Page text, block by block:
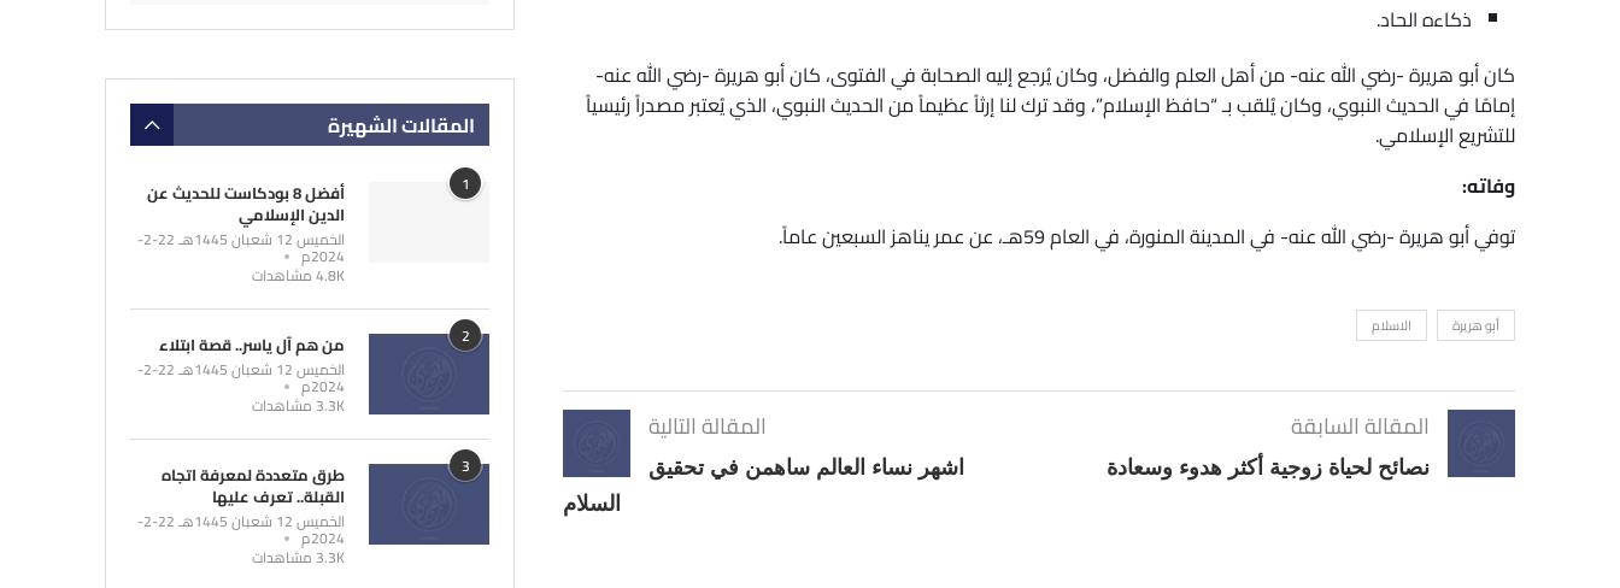
ذكاءه الحاد.
كان أبو هريرة -رضي الله عنه- من أهل العلم والفضل، وكان يُرجع إليه الصحابة في الفتوى، كان أبو هريرة -رضي الله عنه-
إمامًا في الحديث النبوي، وكان يُلقب بـ “حافظ الإسلام”، وقد ترك لنا إرثاً عظيماً من الحديث النبوي، الذي يُعتبر مصدراً رئيسياً
للتشريع الإسلامي.
وفاته:
توفي أبو هريرة -رضي الله عنه- في المدينة المنورة، في العام 59هـ، عن عمر يناهز السبعين عاماً.
أبو هريرة الاسلام
المقالة السابقة
نصائح لحياة زوجية أكثر هدوء وسعادة
المقالة التالية
اشهر نساء العالم ساهمن في تحقيق
السلام
المقالات الشهيرة
1 أفضل 8 بودكاست للحديث عن
الدين الإسلامي
الخميس 12 شعبان 1445هـ 22-2-
2024م
4.8K مشاهدات
2 من هم آل ياسر.. قصة ابتلاء
الخميس 12 شعبان 1445هـ 22-2-
2024م
3.3K مشاهدات
3 طرق متعددة لمعرفة اتجاه
القبلة.. تعرف عليها
الخميس 12 شعبان 1445هـ 22-2-
2024م
3.3K مشاهدات